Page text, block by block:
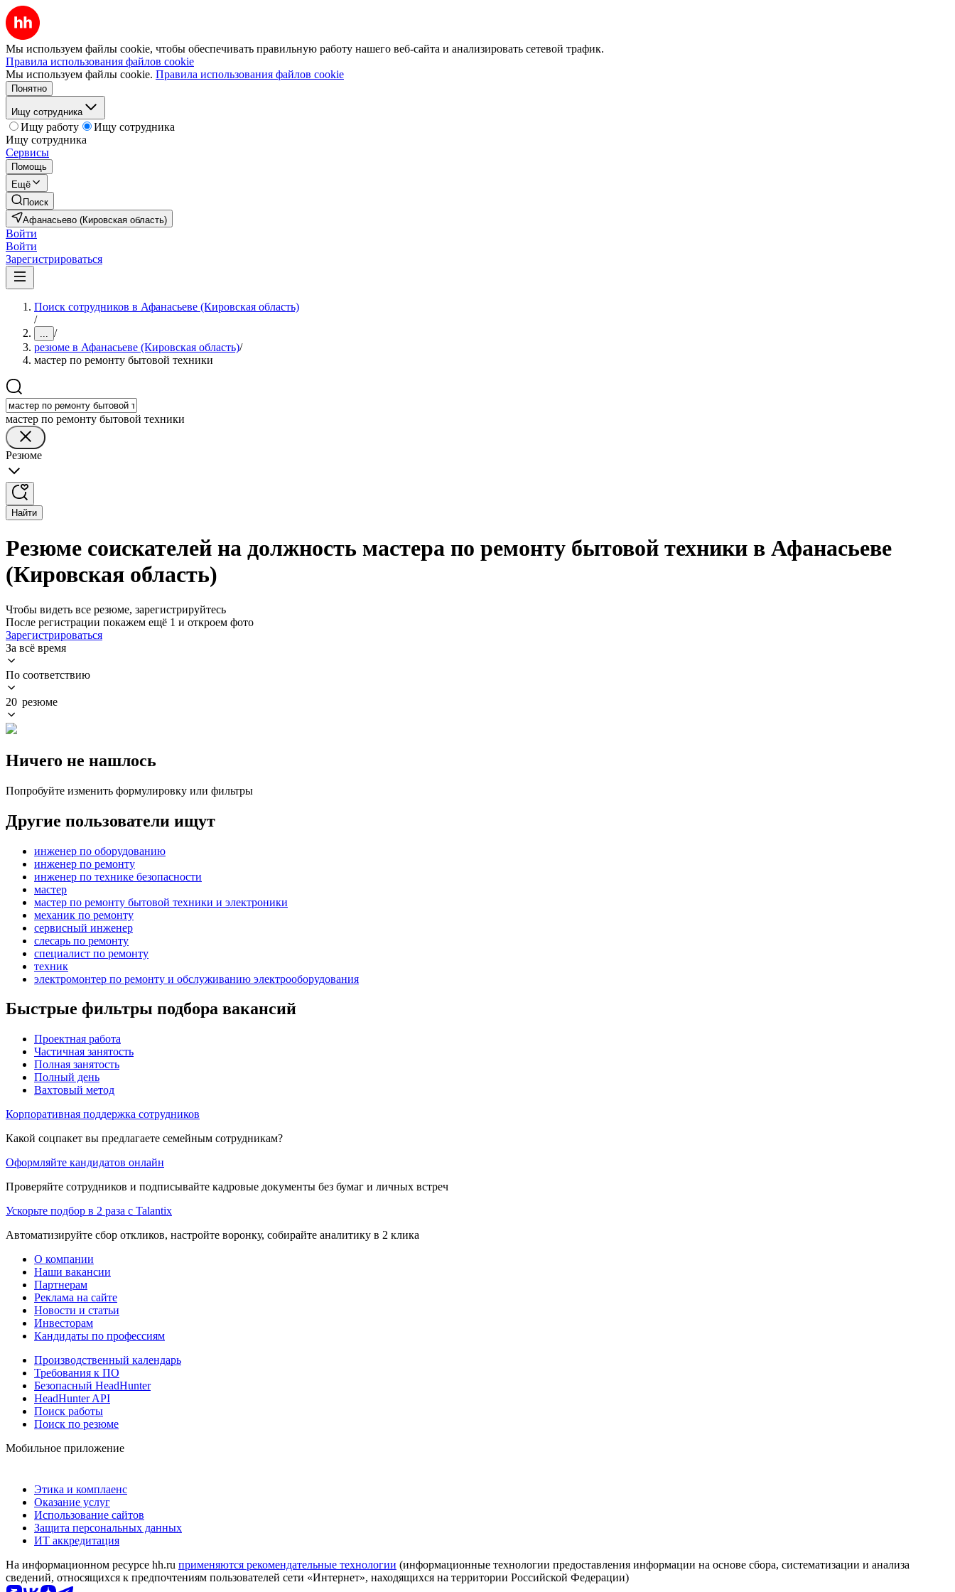
Мы используем файлы cookie, чтобы обеспечивать правильную работу нашего веб-сайта и анализировать сетевой трафик.
Правила использования файлов cookie
Мы используем файлы cookie. Правила использования файлов cookie
Понятно
Ищу сотрудника
Ищу работу
Ищу сотрудника
Ищу сотрудника
Сервисы
Помощь
Ещё
Поиск
Афанасьево (Кировская область)
Войти
Войти
Зарегистрироваться
Поиск сотрудников в Афанасьеве (Кировская область)
/
... /
резюме в Афанасьеве (Кировская область)/
мастер по ремонту бытовой техники
мастер по ремонту бытовой техники
Резюме
Найти
Резюме соискателей на должность мастера по ремонту бытовой техники в Афанасьеве
(Кировская область)
Чтобы видеть все резюме, зарегистрируйтесь
После регистрации покажем ещё 1 и откроем фото
Зарегистрироваться
За всё время
По соответствию
20 резюме
Ничего не нашлось
Попробуйте изменить формулировку или фильтры
Другие пользователи ищут
инженер по оборудованию
инженер по ремонту
инженер по технике безопасности
мастер
мастер по ремонту бытовой техники и электроники
механик по ремонту
сервисный инженер
слесарь по ремонту
специалист по ремонту
техник
электромонтер по ремонту и обслуживанию электрооборудования
Быстрые фильтры подбора вакансий
Проектная работа
Частичная занятость
Полная занятость
Полный день
Вахтовый метод
Корпоративная поддержка сотрудников
Какой соцпакет вы предлагаете семейным сотрудникам?
Оформляйте кандидатов онлайн
Проверяйте сотрудников и подписывайте кадровые документы без бумаг и личных встреч
Ускорьте подбор в 2 раза с Talantix
Автоматизируйте сбор откликов, настройте воронку, собирайте аналитику в 2 клика
О компании
Наши вакансии
Партнерам
Реклама на сайте
Новости и статьи
Инвесторам
Кандидаты по профессиям
Производственный календарь
Требования к ПО
Безопасный HeadHunter
HeadHunter API
Поиск работы
Поиск по резюме
Мобильное приложение
Этика и комплаенс
Оказание услуг
Использование сайтов
Защита персональных данных
ИТ аккредитация
На информационном ресурсе hh.ru применяются рекомендательные технологии (информационные технологии предоставления информации на основе сбора, систематизации и анализа
сведений, относящихся к предпочтениям пользователей сети «Интернет», находящихся на территории Российской Федерации)